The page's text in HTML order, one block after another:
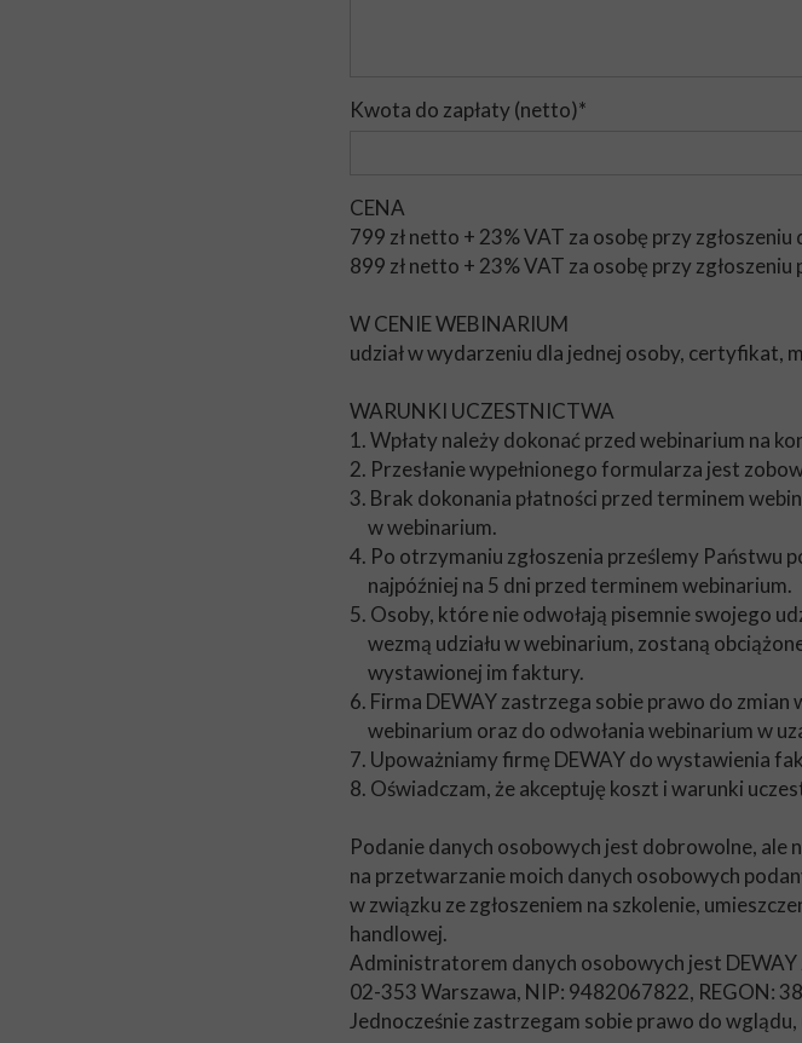
Kwota do zapłaty (netto)*
CENA
799 zł netto + 23% VAT za osobę przy
899 zł netto + 23% VAT za osobę przy
W CENIE WEBINARIUM
udział w wydarzeniu dla jednej osoby, certyfikat,
WARUNKI UCZESTNICTWA
1. Wpłaty należy dokonać przed webinarium na
2. Przesłanie wypełnionego formularza jest
3. Brak dokonania płatności przed terminem
w webinarium.
4. Po otrzymaniu zgłoszenia prześlemy
najpóźniej na 5 dni przed terminem webinarium.
5. Osoby, które nie odwołają pisemnie swojego
wezmą udziału w webinarium, zostaną
wystawionej im faktury.
6. Firma DEWAY zastrzega sobie prawo do
webinarium oraz do odwołania webinarium w
7. Upoważniamy firmę DEWAY do wystawienia
8. Oświadczam, że akceptuję koszt i warunki
Podanie danych osobowych jest dobrowolne, ale
na przetwarzanie moich danych osobowych
w związku ze zgłoszeniem na szkolenie,
handlowej.
Administratorem danych osobowych jest
02-353 Warszawa, NIP: 9482067822, REGON:
Jednocześnie zastrzegam sobie prawo do